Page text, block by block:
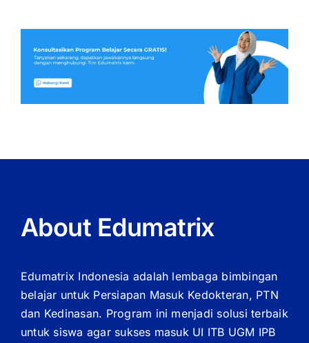
About Edumatrix
Edumatrix Indonesia adalah lembaga bimbingan
belajar untuk Persiapan Masuk Kedokteran, PTN
dan Kedinasan. Program ini menjadi solusi terbaik
untuk siswa agar sukses masuk UI ITB UGM IPB